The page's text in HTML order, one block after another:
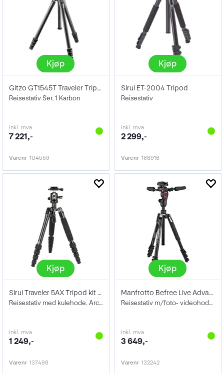
Kjøp
Gitzo GT1545T Traveler Tripod Carbon
Reisestativ Ser. 1 Karbon
inkl. mva
7 221,-
Varenr 104559
Kjøp
Sirui ET-2004 Tripod
Reisestativ
inkl. mva
2 299,-
Varenr 166916
Kjøp
Sirui Traveler 5AX Tripod kit Aluminium
Reisestativ med kulehode. Arca Swiss
inkl. mva
1 249,-
Varenr 137498
Kjøp
Manfrotto Befree Live Advanced 3-Way KIT
Reisestativ m/foto- videohode. Aluminium
inkl. mva
3 649,-
Varenr 132242